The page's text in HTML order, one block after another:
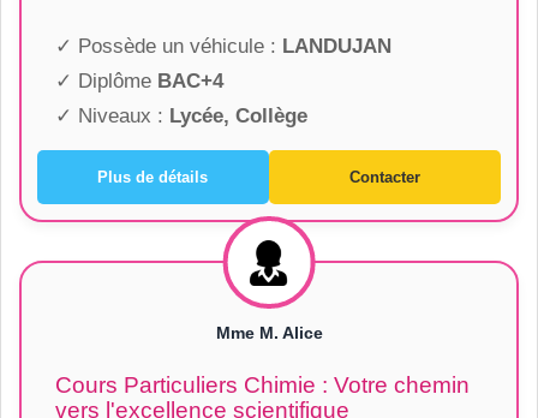
✓ Possède un véhicule : LANDUJAN
✓ Diplôme BAC+4
✓ Niveaux : Lycée, Collège
Plus de détails Contacter
Mme M. Alice
Cours Particuliers Chimie : Votre chemin
vers l'excellence scientifique